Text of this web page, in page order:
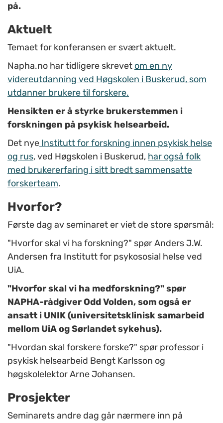
på.
Aktuelt
Temaet for konferansen er svært aktuelt.
Napha.no har tidligere skrevet om en ny
videreutdanning ved Høgskolen i Buskerud, som
utdanner brukere til forskere.
Hensikten er å styrke brukerstemmen i
forskningen på psykisk helsearbeid.
Det nye Institutt for forskning innen psykisk helse
og rus, ved Høgskolen i Buskerud, har også folk
med brukererfaring i sitt bredt sammensatte
forskerteam.
Hvorfor?
Første dag av seminaret er viet de store spørsmål:
"Hvorfor skal vi ha forskning?" spør Anders J.W.
Andersen fra Institutt for psykososial helse ved
UiA.
"Hvorfor skal vi ha medforskning?" spør
NAPHA-rådgiver Odd Volden, som også er
ansatt i UNIK (universitetsklinisk samarbeid
mellom UiA og Sørlandet sykehus).
"Hvordan skal forskere forske?" spør professor i
psykisk helsearbeid Bengt Karlsson og
høgskolelektor Arne Johansen.
Prosjekter
Seminarets andre dag går nærmere inn på